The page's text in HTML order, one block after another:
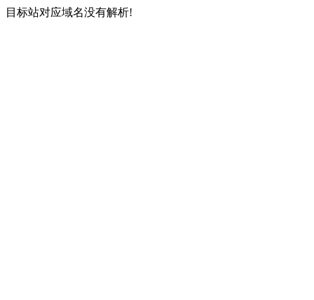
目标站对应域名没有解析!